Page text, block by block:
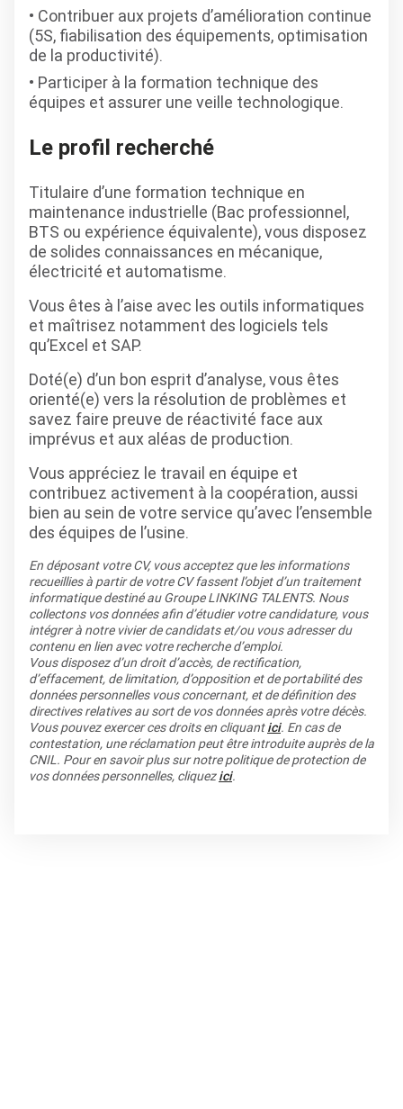
Contribuer aux projets d’amélioration continue
(5S, fiabilisation des équipements, optimisation
de la productivité).
Participer à la formation technique des
équipes et assurer une veille technologique.
Le profil recherché
Titulaire d’une formation technique en
maintenance industrielle (Bac professionnel,
BTS ou expérience équivalente), vous disposez
de solides connaissances en mécanique,
électricité et automatisme.
Vous êtes à l’aise avec les outils informatiques
et maîtrisez notamment des logiciels tels
qu’Excel et SAP.
Doté(e) d’un bon esprit d’analyse, vous êtes
orienté(e) vers la résolution de problèmes et
savez faire preuve de réactivité face aux
imprévus et aux aléas de production.
Vous appréciez le travail en équipe et
contribuez activement à la coopération, aussi
bien au sein de votre service qu’avec l’ensemble
des équipes de l’usine.
En déposant votre CV, vous acceptez que les informations
recueillies à partir de votre CV fassent l’objet d’un traitement
informatique destiné au Groupe LINKING TALENTS. Nous
collectons vos données afin d’étudier votre candidature, vous
intégrer à notre vivier de candidats et/ou vous adresser du
contenu en lien avec votre recherche d’emploi.
Vous disposez d’un droit d’accès, de rectification,
d’effacement, de limitation, d’opposition et de portabilité des
données personnelles vous concernant, et de définition des
directives relatives au sort de vos données après votre décès.
Vous pouvez exercer ces droits en cliquantici. En cas de
contestation, une réclamation peut être introduite auprès de la
CNIL. Pour en savoir plus sur notre politique de protection de
vos données personnelles, cliquezici.